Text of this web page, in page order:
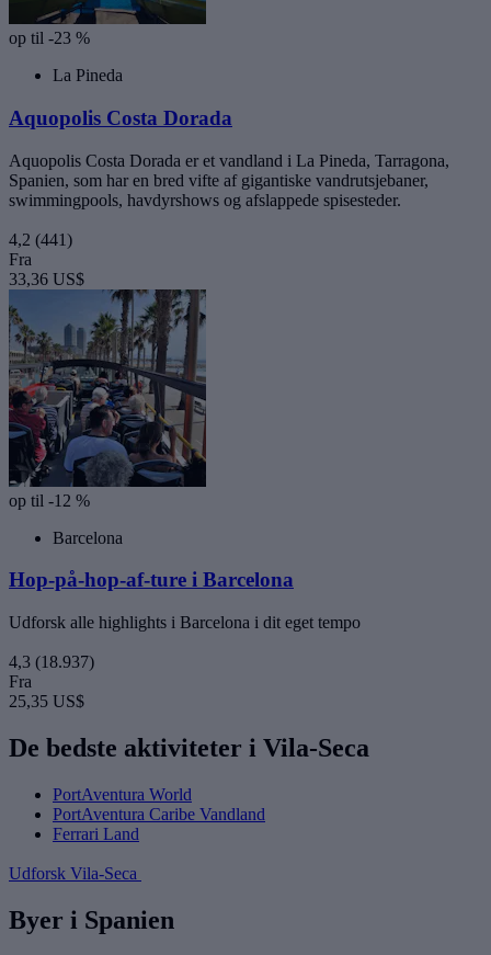
op til -23 %
La Pineda
Aquopolis Costa Dorada
Aquopolis Costa Dorada er et vandland i La Pineda, Tarragona,
Spanien, som har en bred vifte af gigantiske vandrutsjebaner,
swimmingpools, havdyrshows og afslappede spisesteder.
4,2 (441)
Fra
33,36 US$
op til -12 %
Barcelona
Hop-på-hop-af-ture i Barcelona
Udforsk alle highlights i Barcelona i dit eget tempo
4,3 (18.937)
Fra
25,35 US$
De bedste aktiviteter i Vila-Seca
PortAventura World
PortAventura Caribe Vandland
Ferrari Land
Udforsk Vila-Seca
Byer i Spanien